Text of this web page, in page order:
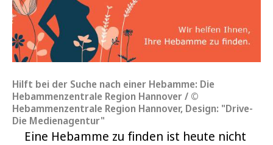
Hilft bei der Suche nach einer Hebamme: Die
Hebammenzentrale Region Hannover / ©
Hebammenzentrale Region Hannover, Design: "Drive-
Die Medienagentur"
Eine Hebamme zu finden ist heute nicht